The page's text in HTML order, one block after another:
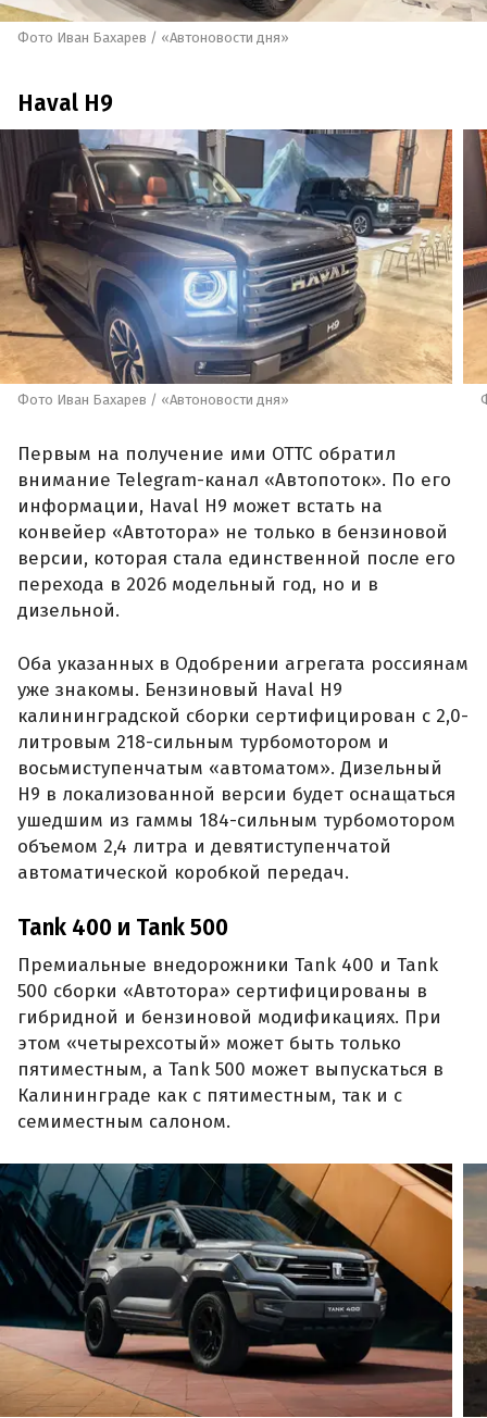
Фото Иван Бахарев / «Автоновости дня»
Haval H9
Фото Иван Бахарев / «Автоновости дня»
Первым на получение ими ОТТС обратил
внимание Telegram-канал «Автопоток». По его
информации, Haval H9 может встать на
конвейер «Автотора» не только в бензиновой
версии, которая стала единственной после его
перехода в 2026 модельный год, но и в
дизельной.
Оба указанных в Одобрении агрегата россиянам
уже знакомы. Бензиновый Haval H9
калининградской сборки сертифицирован с 2,0-
литровым 218-сильным турбомотором и
восьмиступенчатым «автоматом». Дизельный
H9 в локализованной версии будет оснащаться
ушедшим из гаммы 184-сильным турбомотором
объемом 2,4 литра и девятиступенчатой
автоматической коробкой передач.
Tank 400 и Tank 500
Премиальные внедорожники Tank 400 и Tank
500 сборки «Автотора» сертифицированы в
гибридной и бензиновой модификациях. При
этом «четырехсотый» может быть только
пятиместным, а Tank 500 может выпускаться в
Калининграде как с пятиместным, так и с
семиместным салоном.